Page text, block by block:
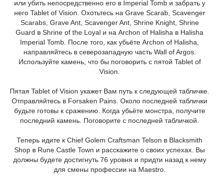
или убить непосредственно его в Imperial Tomb и забрать у
него Tablet of Vision. Охотьтесь на Grave Scarab, Scavenger
Scarabs, Grave Ant, Scavenger Ant, Shrine Knight, Shrine
Guard в Shrine of the Loyal и на Archon of Halisha в Halisha
Imperial Tomb. После того, как убьёте Archon of Halisha,
направляйтесь в северозападную часть Wall of Argos.
Используйте камень, что бы поговорить с пятой Tablet of
Vision.
Пятая Tablet of Vision укажет Вам путь к следующей табличке.
Отправляйтесь в Forsaken Pains. Около последней таблички
будьте готовы к сражению. Когда убьёте монстра, получите
последний камень. Поговорите с последней табличкой.
Теперь идите к Chief Golem Craftsman Telson в Blacksmith
Shop в Rune Castle Town и расскажите о своих успехах. Вы
должны будете достигнуть 76 уровня и придти назад к нему
для смены профессии на Maestro.